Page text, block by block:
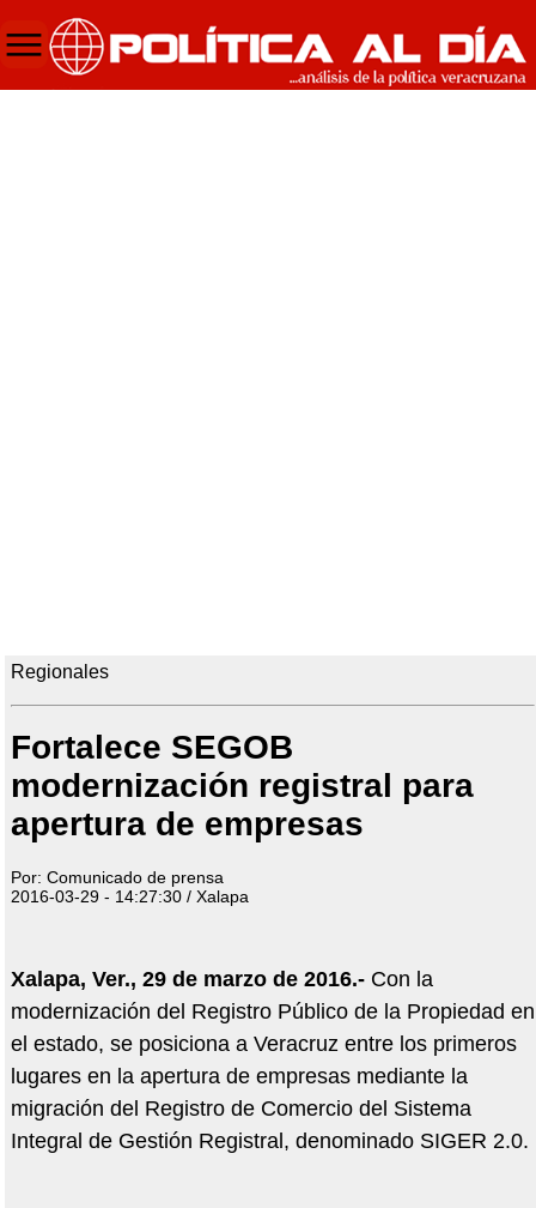
Regionales
Fortalece SEGOB
modernización registral para
apertura de empresas
Por: Comunicado de prensa
2016-03-29 - 14:27:30 / Xalapa
Xalapa, Ver., 29 de marzo de 2016.-Con la
modernización del Registro Público de la Propiedad en
el estado, se posiciona a Veracruz entre los primeros
lugares en la apertura de empresas mediante la
migración del Registro de Comercio del Sistema
Integral de Gestión Registral, denominado SIGER 2.0.